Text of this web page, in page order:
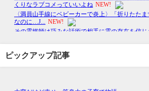
ピックアップ記事